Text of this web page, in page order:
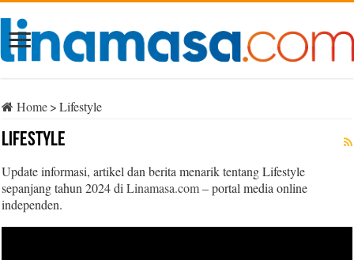
Home> Lifestyle
Lifestyle
Update informasi, artikel dan berita menarik tentang Lifestyle
sepanjang tahun 2024 diLinamasa.com– portal media online
independen.